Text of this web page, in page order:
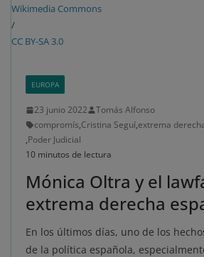
Wikimedia Commons
/
CC BY-SA 3.0
EUROPA
23 junio 2022
Tomás Alfonso
compromís,Cristina Seguí,extrema
,Poder Judicial
10 minutos de lectura
Mónica Oltra y el
extrema derecha
En los últimos días, uno de los
de la política española,